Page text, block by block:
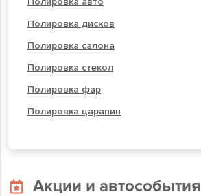
Полировка дисков
Полировка салона
Полировка стекол
Полировка фар
Полировка царапин
Акции и автособытия